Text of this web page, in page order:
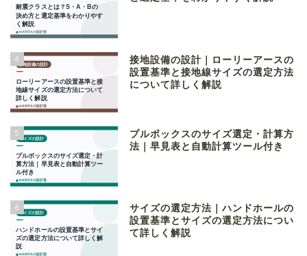
4
接地設備の設計｜ローリーアースの
設置基準と接地線サイズの選定方法
について詳しく解説
5
プルボックスのサイズ選定・計算方
法｜早見表と自動計算ツール付き
6
サイズの選定方法｜ハンドホールの
設置基準とサイズの選定方法につい
て詳しく解説